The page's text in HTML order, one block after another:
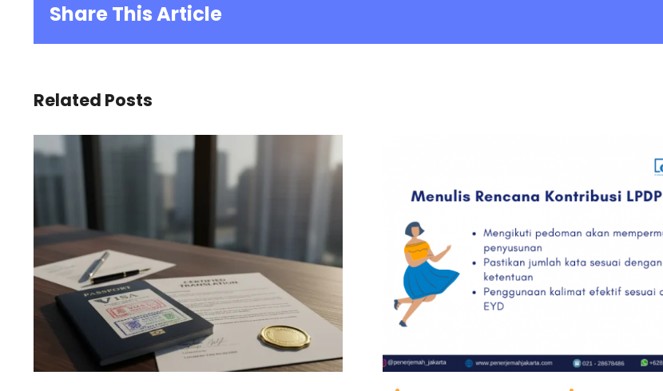
Share This Article
Related Posts